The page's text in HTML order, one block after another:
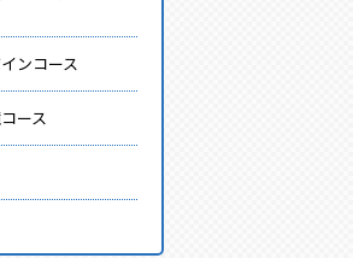
ンコース
ース